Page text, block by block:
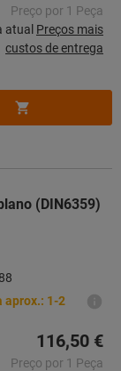
Preço por 1 Peça
atual Preços mais
custos de entrega
(DIN6359)
aprox.: 1-2
116,50 €
Preço por 1 Peça